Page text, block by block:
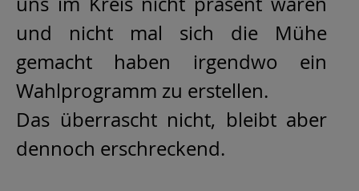
und nicht mal sich die Mühe
gemacht haben irgendwo ein
Wahlprogramm zu erstellen.
Das überrascht nicht, bleibt aber
dennoch erschreckend.